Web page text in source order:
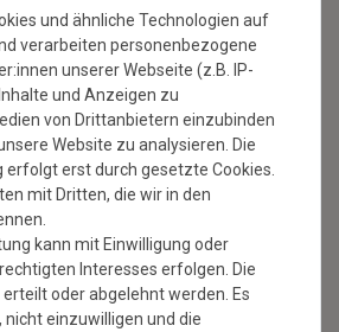
Sie von aktuellen Angeboten
den neuesten Produkten als
und ähnliche Technologien auf
verarbeiten personenbezogene
unserer Webseite (z.B. IP-
und Anzeigen zu
von Drittanbietern einzubinden
Website zu analysieren. Die
erst durch gesetzte Cookies.
mit Dritten, die wir in den
kann mit Einwilligung oder
Interesses erfolgen. Die
oder abgelehnt werden. Es
nicht einzuwilligen und die